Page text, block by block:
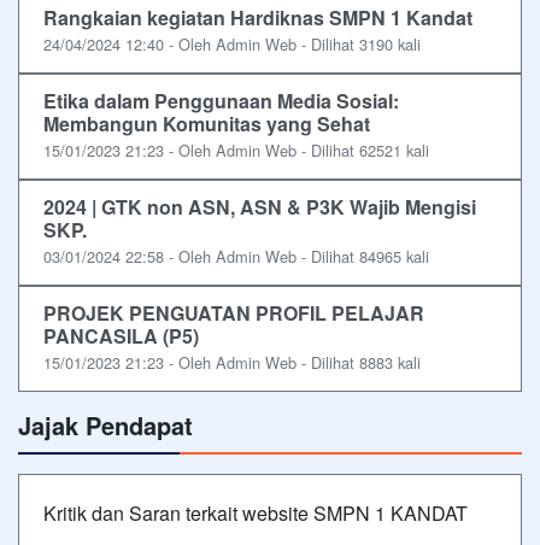
Rangkaian kegiatan Hardiknas SMPN 1 Kandat
24/04/2024 12:40 - Oleh Admin Web - Dilihat 3190 kali
Etika dalam Penggunaan Media Sosial:
Membangun Komunitas yang Sehat
15/01/2023 21:23 - Oleh Admin Web - Dilihat 62521 kali
2024 | GTK non ASN, ASN & P3K Wajib Mengisi
SKP.
03/01/2024 22:58 - Oleh Admin Web - Dilihat 84965 kali
PROJEK PENGUATAN PROFIL PELAJAR
PANCASILA (P5)
15/01/2023 21:23 - Oleh Admin Web - Dilihat 8883 kali
Jajak Pendapat
Kritik dan Saran terkait website SMPN 1 KANDAT